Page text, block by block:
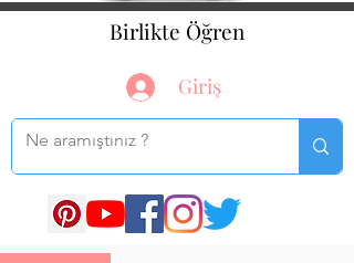
Birlikte Öğren
Giriş